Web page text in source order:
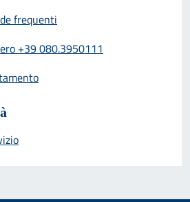
frequenti
+39 080.3950111